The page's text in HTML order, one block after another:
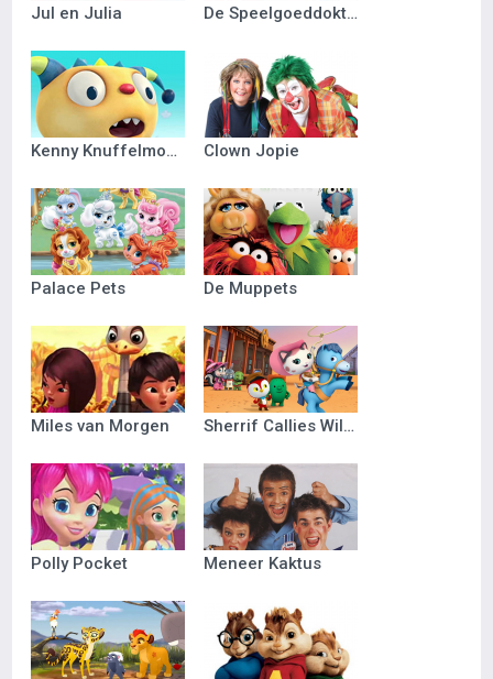
Jul en Julia De Speelgoeddokter
Kenny Knuffelmonster Clown Jopie
Palace Pets De Muppets
Miles van Morgen Sherrif Callies Wilde Westen
Polly Pocket Meneer Kaktus